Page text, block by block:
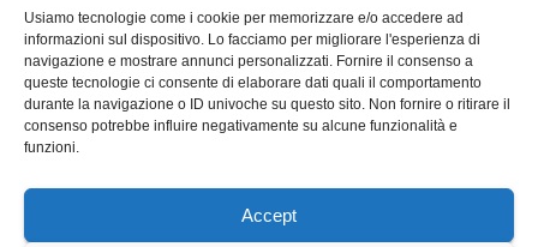
Usiamo tecnologie come i cookie per memorizzare e/o accedere ad
informazioni sul dispositivo. Lo facciamo per migliorare l'esperienza di
navigazione e mostrare annunci personalizzati. Fornire il consenso a
queste tecnologie ci consente di elaborare dati quali il comportamento
durante la navigazione o ID univoche su questo sito. Non fornire o ritirare il
consenso potrebbe influire negativamente su alcune funzionalità e
funzioni.
Accept
Proudly powered by WordPress|Tema: Newspaperex di